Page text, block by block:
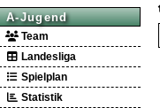
A-Jugend
Team
Landesliga
Spielplan
Statistik